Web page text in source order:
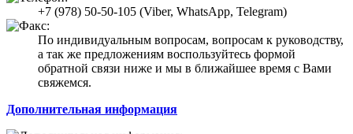
+7 (978) 50-50-105 (Viber, WhatsApp, Telegram)
По индивидуальным вопросам, вопросам к руководству,
а так же предложениям воспользуйтесь формой
обратной связи ниже и мы в ближайшее время с Вами
свяжемся.
Дополнительная информация